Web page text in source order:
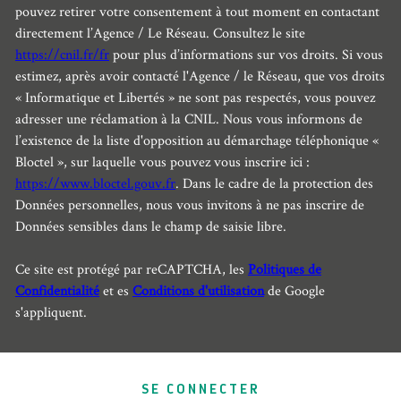
pouvez retirer votre consentement à tout moment en contactant
directement l’Agence / Le Réseau. Consultez le site
https://cnil.fr/frpour plus d’informations sur vos droits. Si vous
estimez, après avoir contacté l'Agence / le Réseau, que vos droits
« Informatique et Libertés » ne sont pas respectés, vous pouvez
adresser une réclamation à la CNIL. Nous vous informons de
l’existence de la liste d'opposition au démarchage téléphonique «
Bloctel », sur laquelle vous pouvez vous inscrire ici :
https://www.bloctel.gouv.fr. Dans le cadre de la protection des
Données personnelles, nous vous invitons à ne pas inscrire de
Données sensibles dans le champ de saisie libre.
Ce site est protégé par reCAPTCHA, les Politiques de
Confidentialitéet es Conditions d'utilisationde Google
s'appliquent.
SE CONNECTER